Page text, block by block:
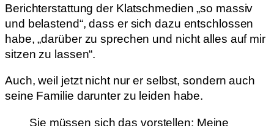
Berichterstattung der Klatschmedien „so massiv
und belastend“, dass er sich dazu entschlossen
habe, „darüber zu sprechen und nicht alles auf mir
sitzen zu lassen“.
Auch, weil jetzt nicht nur er selbst, sondern auch
seine Familie darunter zu leiden habe.
Sie müssen sich das vorstellen: Meine